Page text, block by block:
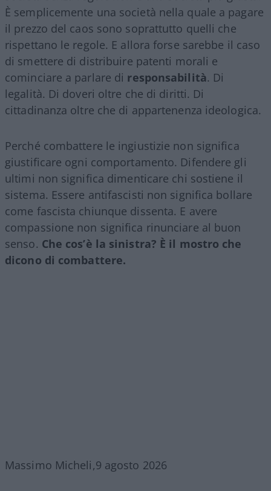
È semplicemente una società nella quale a pagare
il prezzo del caos sono soprattutto quelli che
rispettano le regole. E allora forse sarebbe il caso
di smettere di distribuire patenti morali e
cominciare a parlare di responsabilità. Di
legalità. Di doveri oltre che di diritti. Di
cittadinanza oltre che di appartenenza ideologica.
Perché combattere le ingiustizie non significa
giustificare ogni comportamento. Difendere gli
ultimi non significa dimenticare chi sostiene il
sistema. Essere antifascisti non significa bollare
come fascista chiunque dissenta. E avere
compassione non significa rinunciare al buon
senso. Che cos’è la sinistra? È il mostro che
dicono di combattere.
Massimo Micheli,9 agosto 2026